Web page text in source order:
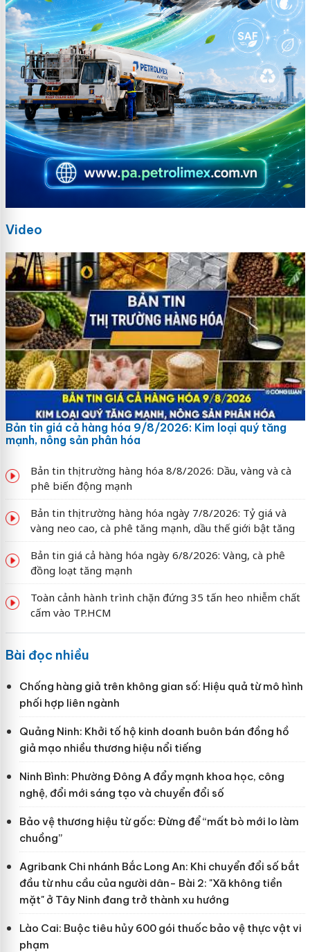
Video
Bản tin giá cả hàng hóa 9/8/2026: Kim loại quý tăng
mạnh, nông sản phân hóa
Bản tin thị trường hàng hóa 8/8/2026: Dầu, vàng và cà
phê biến động mạnh
Bản tin thị trường hàng hóa ngày 7/8/2026: Tỷ giá và
vàng neo cao, cà phê tăng mạnh, dầu thế giới bật tăng
Bản tin giá cả hàng hóa ngày 6/8/2026: Vàng, cà phê
đồng loạt tăng mạnh
Toàn cảnh hành trình chặn đứng 35 tấn heo nhiễm chất
cấm vào TP.HCM
Bài đọc nhiều
Chống hàng giả trên không gian số: Hiệu quả từ mô hình
phối hợp liên ngành
Quảng Ninh: Khởi tố hộ kinh doanh buôn bán đồng hồ
giả mạo nhiều thương hiệu nổi tiếng
Ninh Bình: Phường Đông A đẩy mạnh khoa học, công
nghệ, đổi mới sáng tạo và chuyển đổi số
Bảo vệ thương hiệu từ gốc: Đừng để “mất bò mới lo làm
chuồng”
Agribank Chi nhánh Bắc Long An: Khi chuyển đổi số bắt
đầu từ nhu cầu của người dân- Bài 2: "Xã không tiền
mặt" ở Tây Ninh đang trở thành xu hướng
Lào Cai: Buộc tiêu hủy 600 gói thuốc bảo vệ thực vật vi
phạm